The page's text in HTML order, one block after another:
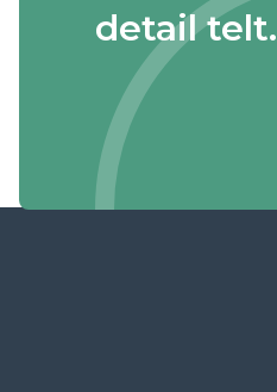
detail telt.